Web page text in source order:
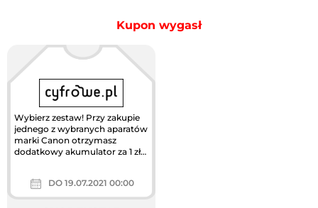
Kupon wygasł
Wybierz zestaw! Przy zakupie
jednego z wybranych aparatów
marki Canon otrzymasz
dodatkowy akumulator za 1 zł
DO 19.07.2021 00:00